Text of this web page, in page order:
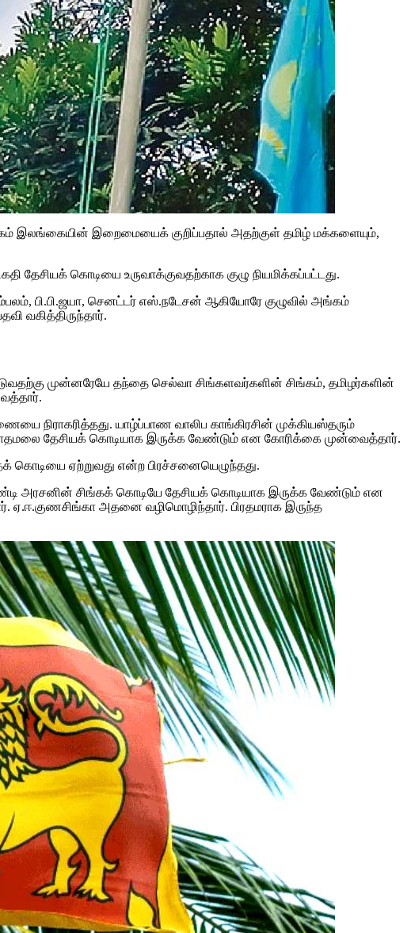
இலங்கையின் இறைமையைக் குறிப்பதால் அதற்குள் தமிழ் மக்களையும்,
தேசியக் கொடியை உருவாக்குவதற்காக குழு நியமிக்கப்பட்டது.
பி.பி.ஜயா, செனட்டர் எஸ்.நடேசன் ஆகியோரே குழுவில் அங்கம்
வகித்திருந்தார்.
முன்னரேயே தந்தை செல்வா சிங்களவர்களின் சிங்கம், தமிழர்களின்
நிராகரித்தது. யாழ்ப்பாண வாலிப காங்கிரசின் முக்கியஸ்தரும்
தேசியக் கொடியாக இருக்க வேண்டும் என கோரிக்கை முன்வைத்தார்.
கொடியை ஏற்றுவது என்ற பிரச்சனையெழுந்தது.
அரசனின் சிங்கக் கொடியே தேசியக் கொடியாக இருக்க வேண்டும் என
ஏ.ஈ.குணசிங்கா அதனை வழிமொழிந்தார். பிரதமராக இருந்த